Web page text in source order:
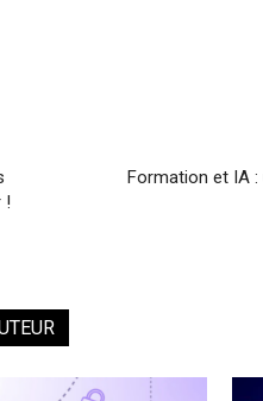
!
Formation et IA :